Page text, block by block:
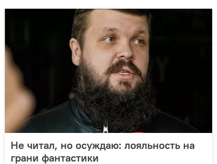
Не читал, но осуждаю: лояльность на
грани фантастики